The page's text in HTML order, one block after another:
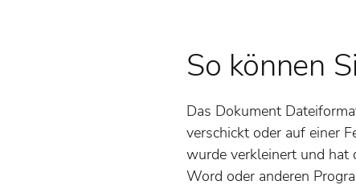
So können
Das Dokument
verschickt oder auf einer
wurde verkleinert und hat
Word oder anderen